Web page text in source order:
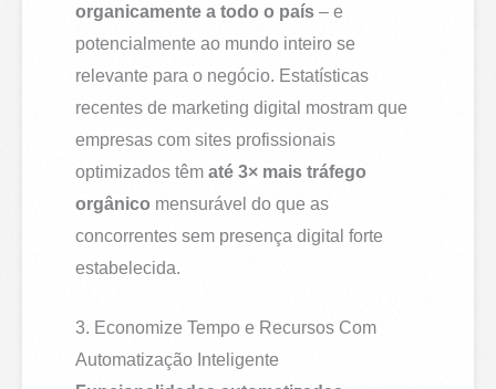
organicamente a todo o país – e
potencialmente ao mundo inteiro se
relevante para o negócio. Estatísticas
recentes de marketing digital mostram que
empresas com sites profissionais
optimizados têmaté 3× mais tráfego
orgânico mensurável do que as
concorrentes sem presença digital forte
estabelecida.
3. Economize Tempo e Recursos Com
Automatização Inteligente